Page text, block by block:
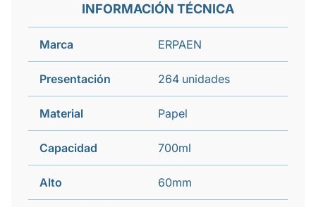
INFORMACIÓN TÉCNICA
Marca ERPAEN
Presentación 264 unidades
Material Papel
Capacidad 700ml
Alto 60mm